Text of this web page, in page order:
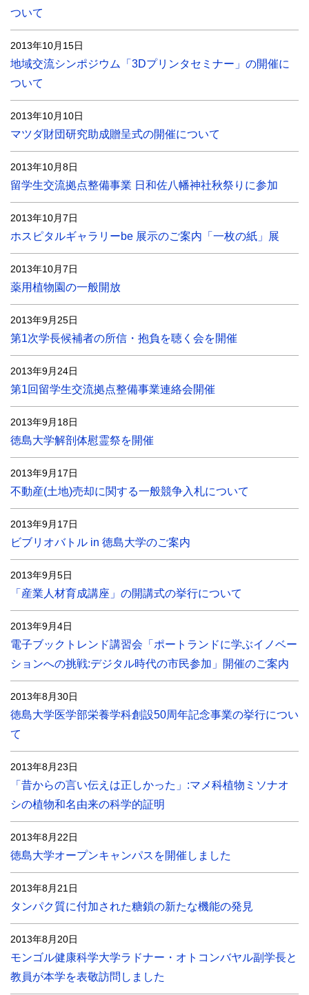
ついて
2013年10月15日
地域交流シンポジウム「3Dプリンタセミナー」の開催に
ついて
2013年10月10日
マツダ財団研究助成贈呈式の開催について
2013年10月8日
留学生交流拠点整備事業 日和佐八幡神社秋祭りに参加
2013年10月7日
ホスピタルギャラリーbe 展示のご案内「一枚の紙」展
2013年10月7日
薬用植物園の一般開放
2013年9月25日
第1次学長候補者の所信・抱負を聴く会を開催
2013年9月24日
第1回留学生交流拠点整備事業連絡会開催
2013年9月18日
徳島大学解剖体慰霊祭を開催
2013年9月17日
不動産(土地)売却に関する一般競争入札について
2013年9月17日
ビブリオバトル in 徳島大学のご案内
2013年9月5日
「産業人材育成講座」の開講式の挙行について
2013年9月4日
電子ブックトレンド講習会「ポートランドに学ぶイノベー
ションへの挑戦:デジタル時代の市民参加」開催のご案内
2013年8月30日
徳島大学医学部栄養学科創設50周年記念事業の挙行につい
て
2013年8月23日
「昔からの言い伝えは正しかった」:マメ科植物ミソナオ
シの植物和名由来の科学的証明
2013年8月22日
徳島大学オープンキャンパスを開催しました
2013年8月21日
タンパク質に付加された糖鎖の新たな機能の発見
2013年8月20日
モンゴル健康科学大学ラドナー・オトコンバヤル副学長と
教員が本学を表敬訪問しました